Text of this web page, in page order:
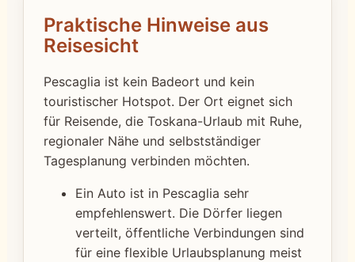
Praktische Hinweise aus
Reisesicht
Pescaglia ist kein Badeort und kein
touristischer Hotspot. Der Ort eignet sich
für Reisende, die Toskana-Urlaub mit Ruhe,
regionaler Nähe und selbstständiger
Tagesplanung verbinden möchten.
Ein Auto ist in Pescaglia sehr
empfehlenswert. Die Dörfer liegen
verteilt, öffentliche Verbindungen sind
für eine flexible Urlaubsplanung meist